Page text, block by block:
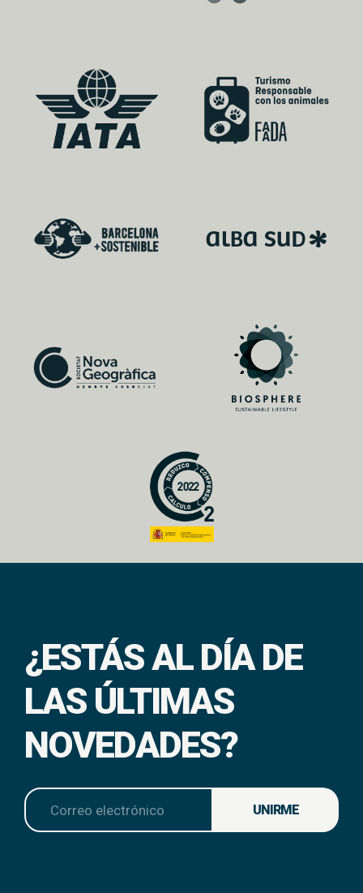
¿ESTÁS AL DÍA DE
LAS ÚLTIMAS
NOVEDADES?
UNIRME